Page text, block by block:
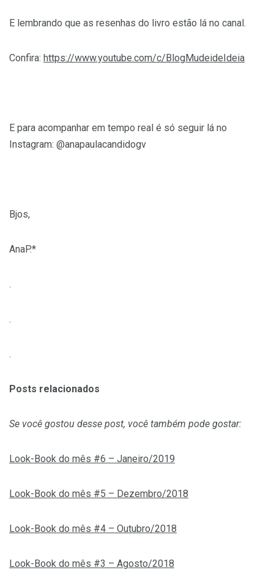
E lembrando que as resenhas do livro estão lá no canal.
Confira: https://www.youtube.com/c/BlogMudeideIdeia
E para acompanhar em tempo real é só seguir lá no
Instagram: @anapaulacandidogv
Bjos,
AnaP.*
.
.
.
Posts relacionados
Se você gostou desse post, você também pode gostar:
Look-Book do mês #6 – Janeiro/2019
Look-Book do mês #5 – Dezembro/2018
Look-Book do mês #4 – Outubro/2018
Look-Book do mês #3 – Agosto/2018